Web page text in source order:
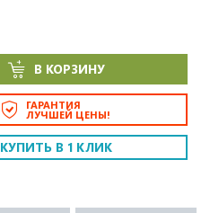
В КОРЗИНУ
ГАРАНТИЯ
ЛУЧШЕЙ ЦЕНЫ!
КУПИТЬ В 1 КЛИК